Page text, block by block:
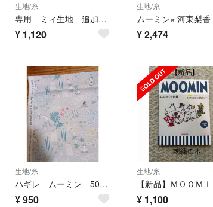
生地/糸
専用 ミィ生地 追加分 50cm
¥ 1,120
生地/糸
¥2,474
生地/糸
ハギレ ムーミン 50×110
¥950
生地/糸
¥ 1,100